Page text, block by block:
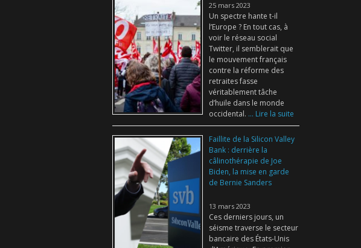
25 mars 2023
Un spectre hante t-il
l’Europe ? En tout cas, à
voir le réseau social
Twitter, il semblerait que
le mouvement français
contre la réforme des
retraites fasse
véritablement tâche
d’huile dans le monde
occidental. ... Lire la suite
Faillite de la Silicon Valley
Bank : derrière la
câlinothérapie de Joe
Biden, la mise en garde
de Bernie Sanders
13 mars 2023
Ces derniers jours, un
séisme traverse le secteur
bancaire des États-Unis